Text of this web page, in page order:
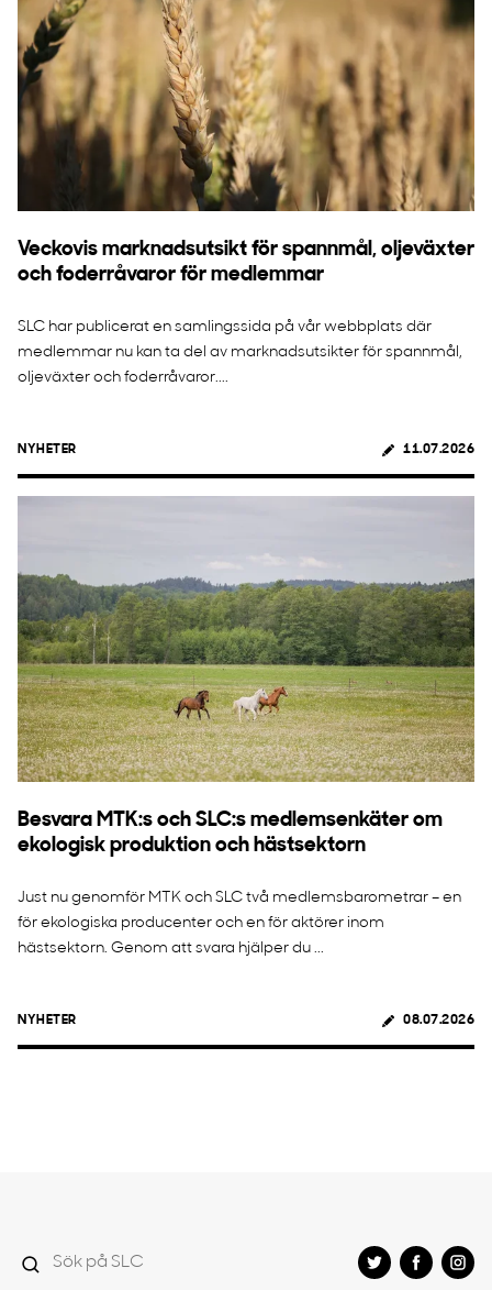
Veckovis marknadsutsikt för spannmål, oljeväxter
och foderråvaror för medlemmar
SLC har publicerat en samlingssida på vår webbplats där
medlemmar nu kan ta del av marknadsutsikter för spannmål,
oljeväxter och foderråvaror....
NYHETER 11.07.2026
Besvara MTK:s och SLC:s medlemsenkäter om
ekologisk produktion och hästsektorn
Just nu genomför MTK och SLC två medlemsbarometrar – en
för ekologiska producenter och en för aktörer inom
hästsektorn. Genom att svara hjälper du ...
NYHETER 08.07.2026